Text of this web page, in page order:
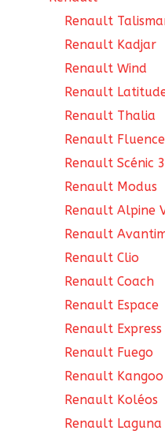
Renault
Renault Kadjar
Renault Wind
Renault
Renault Thalia
Renault Fluence
Renault Scénic 3
Renault Modus
Renault Alpine
Renault
Renault Clio
Renault Coach
Renault Espace
Renault
Renault Fuego
Renault Kangoo
Renault Koléos
Renault Laguna